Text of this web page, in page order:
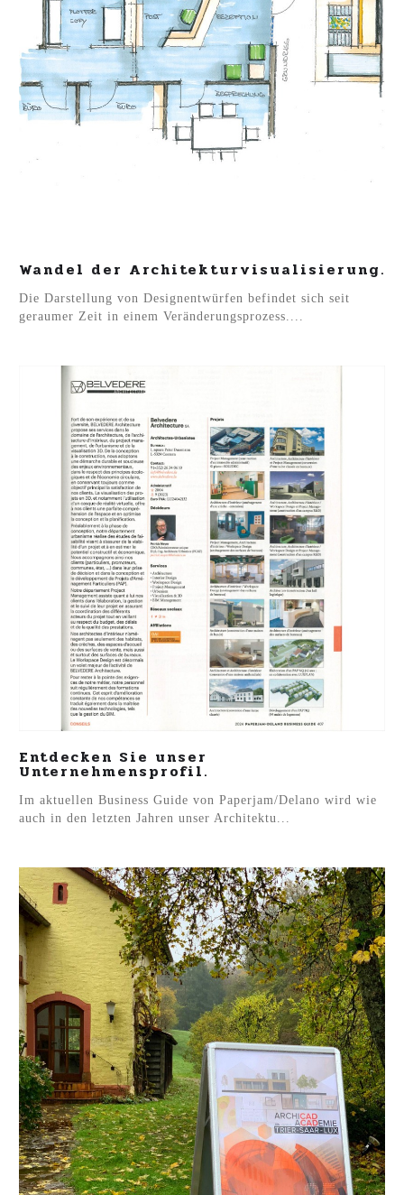
Wandel der Architekturvisualisierung.
Die Darstellung von Designentwürfen befindet sich seit
geraumer Zeit in einem Veränderungsprozess....
Entdecken Sie unser
Unternehmensprofil.
Im aktuellen Business Guide von Paperjam/Delano wird wie
auch in den letzten Jahren unser Architektu...